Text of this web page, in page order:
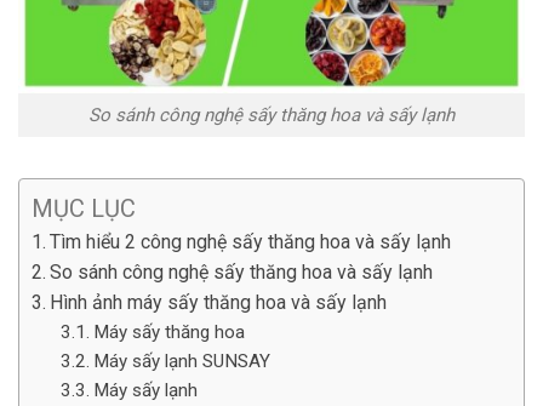
So sánh công nghệ sấy thăng hoa và sấy lạnh
MỤC LỤC
Tìm hiểu 2 công nghệ sấy thăng hoa và sấy lạnh
So sánh công nghệ sấy thăng hoa và sấy lạnh
Hình ảnh máy sấy thăng hoa và sấy lạnh
Máy sấy thăng hoa
Máy sấy lạnh SUNSAY
Máy sấy lạnh